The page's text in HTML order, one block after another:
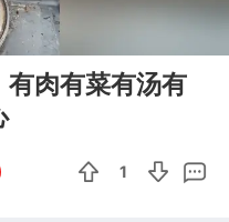
肉有菜有汤有
1